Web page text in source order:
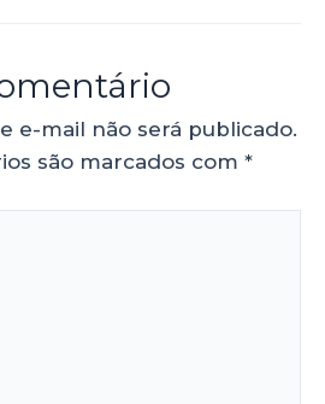
e-mail não será publicado.
são marcados com *